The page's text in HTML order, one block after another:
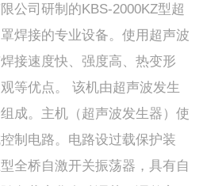
公司研制的KBS-2000KZ型超
焊接的专业设备。使用超声波
接速度快、强度高、热变形
等优点。 该机由超声波发生
成。主机（超声波发生器）使
制电路。电路设过载保护装
全桥自激开关振荡器，具有自